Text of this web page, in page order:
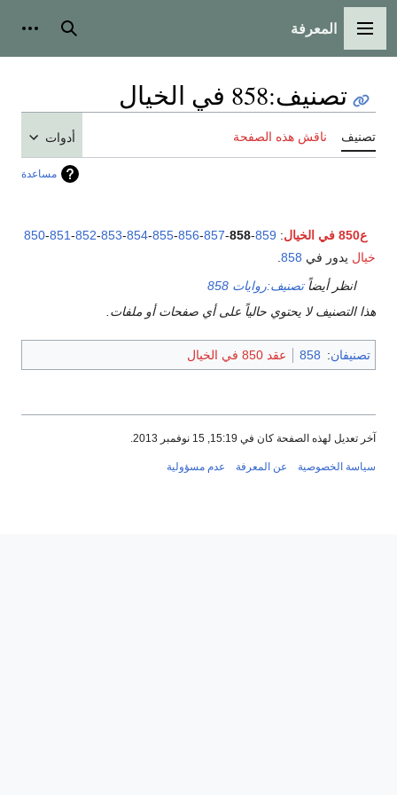
القائمة الرئيسية
المعرفة بحث
تصنيف:858 في الخيال
تصنيف ناقش هذه الصفحة أدوات
مساعدة
ع850 في الخيال :
850-851-852-853-854-855-856-857-858-859
خيال يدور في 858
انظر أيضاًتصنيف:روايات 858
هذا التصنيف لا يحتوي حالياً على أي صفحات أو ملفات.
تصنيفان:
858 عقد 850 في الخيال
آخر تعديل لهذه الصفحة كان في 15:19, 15 نوفمبر 2013.
سياسة الخصوصية عن المعرفة عدم مسؤولية